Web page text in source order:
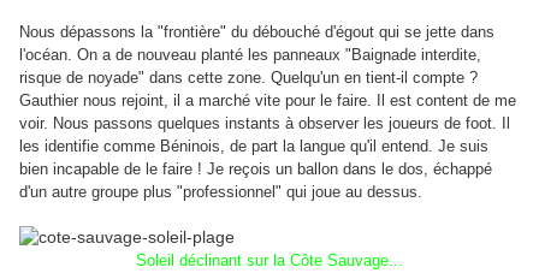
Nous dépassons la "frontière" du débouché d'égout qui se jette dans
l'océan. On a de nouveau planté les panneaux "Baignade interdite,
risque de noyade" dans cette zone. Quelqu'un en tient-il compte ?
Gauthier nous rejoint, il a marché vite pour le faire. Il est content de me
voir. Nous passons quelques instants à observer les joueurs de foot. Il
les identifie comme Béninois, de part la langue qu'il entend. Je suis
bien incapable de le faire ! Je reçois un ballon dans le dos, échappé
d'un autre groupe plus "professionnel" qui joue au dessus.
Soleil déclinant sur la Côte Sauvage...